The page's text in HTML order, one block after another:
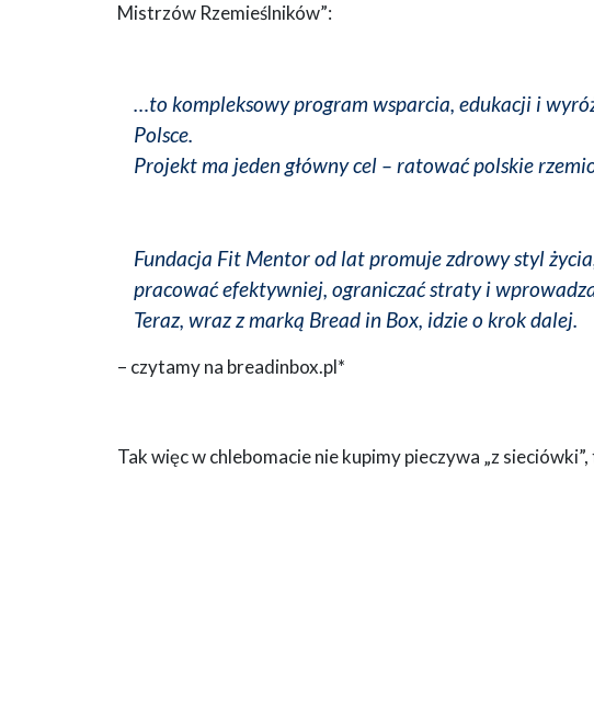
Mistrzów Rzemieślników”:
…to kompleksowy program wsparcia, edukacji i
Polsce.
Projekt ma jeden główny cel – ratować polskie
Fundacja Fit Mentor od lat promuje zdrowy styl
pracować efektywniej, ograniczać straty i
Teraz, wraz z marką Bread in Box, idzie o krok dalej.
– czytamy na breadinbox.pl*
Tak więc w chlebomacie nie kupimy pieczywa „z